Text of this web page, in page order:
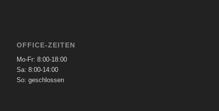
OFFICE-ZEITEN
Mo-Fr: 8:00-18:00
Sa: 8:00-14:00
So: geschlossen